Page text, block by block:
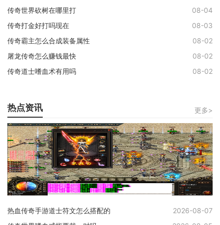
传奇世界砍树在哪里打
08-04
传奇打金好打吗现在
08-03
传奇霸主怎么合成装备属性
08-02
屠龙传奇怎么赚钱最快
08-02
传奇道士嗜血术有用吗
08-02
热点资讯 更多>
热血传奇手游道士符文怎么搭配的
2026-08-07